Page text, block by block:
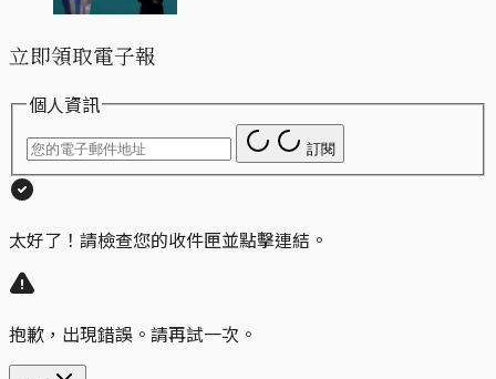
立即領取電子報
個人資訊
訂閱
太好了！請檢查您的收件匣並點擊連結。
抱歉，出現錯誤。請再試一次。